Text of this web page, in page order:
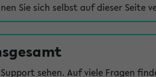
Sie sich selbst auf dieser Seite
sehen. Auf viele Fragen